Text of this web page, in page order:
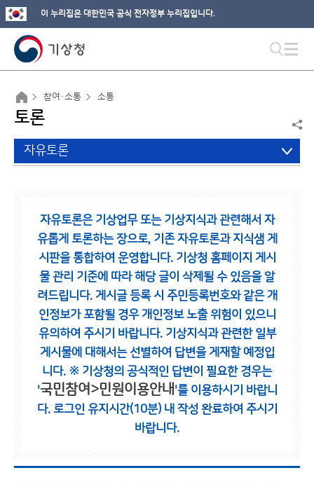
이 누리집은 대한민국 공식 전자정부 누리집입니다.
참여·소통 소통
토론
자유토론
자유토론은 기상업무 또는 기상지식과 관련해서 자
유롭게 토론하는 장으로, 기존 자유토론과 지식샘 게
시판을 통합하여 운영합니다. 기상청 홈페이지 게시
물 관리 기준에 따라 해당 글이 삭제될 수 있음을 알
려드립니다. 게시글 등록 시 주민등록번호와 같은 개
인정보가 포함될 경우 개인정보 노출 위험이 있으니
유의하여 주시기 바랍니다. 기상지식과 관련한 일부
게시물에 대해서는 선별하여 답변을 게재할 예정입
니다. ※ 기상청의 공식적인 답변이 필요한 경우는
'국민참여>민원이용안내 '를 이용하시기 바랍니
다. 로그인 유지시간(10분) 내 작성 완료하여 주시기
바랍니다.